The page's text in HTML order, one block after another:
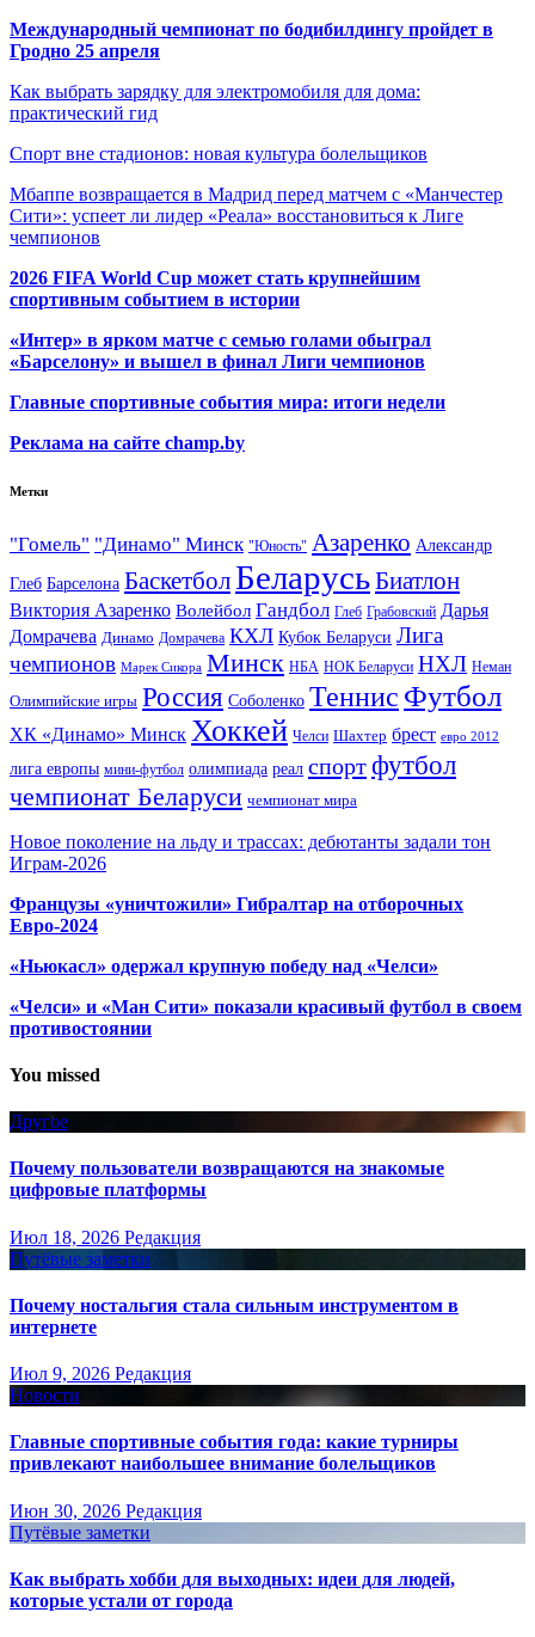
Международный чемпионат по бодибилдингу пройдет в
Гродно 25 апреля
Как выбрать зарядку для электромобиля для дома:
практический гид
Спорт вне стадионов: новая культура болельщиков
Мбаппе возвращается в Мадрид перед матчем с «Манчестер
Сити»: успеет ли лидер «Реала» восстановиться к Лиге
чемпионов
2026 FIFA World Cup может стать крупнейшим
спортивным событием в истории
«Интер» в ярком матче с семью голами обыграл
«Барселону» и вышел в финал Лиги чемпионов
Главные спортивные события мира: итоги недели
Реклама на сайте champ.by
Метки
"Гомель" "Динамо" Минск "Юность" Азаренко Александр
Глеб Барселона Баскетбол БеларусьБиатлон
Виктория Азаренко Волейбол Гандбол Глеб Грабовский Дарья
Домрачева Динамо Домрачева КХЛ Кубок Беларуси Лига
чемпионов Марек Сикора Минск НБА НОК Беларуси НХЛ Неман
Олимпийские игры Россия Соболенко Теннис Футбол
ХК «Динамо» Минск Хоккей Челси Шахтер брест евро 2012
лига европы мини-футбол олимпиада реал спортфутбол
чемпионат Беларуси чемпионат мира
Новое поколение на льду и трассах: дебютанты задали тон
Играм-2026
Французы «уничтожили» Гибралтар на отборочных
Евро-2024
«Ньюкасл» одержал крупную победу над «Челси»
«Челси» и «Ман Сити» показали красивый футбол в своем
противостоянии
You missed
Другое
Почему пользователи возвращаются на знакомые
цифровые платформы
Июл 18, 2026 Редакция
Путёвые заметки
Почему ностальгия стала сильным инструментом в
интернете
Июл 9, 2026 Редакция
Новости
Главные спортивные события года: какие турниры
привлекают наибольшее внимание болельщиков
Июн 30, 2026 Редакция
Путёвые заметки
Как выбрать хобби для выходных: идеи для людей,
которые устали от города